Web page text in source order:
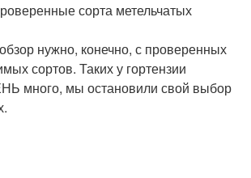
сорта метельчатых
нужно, конечно, с проверенных
сортов. Таких у гортензии
много, мы остановили свой выбор